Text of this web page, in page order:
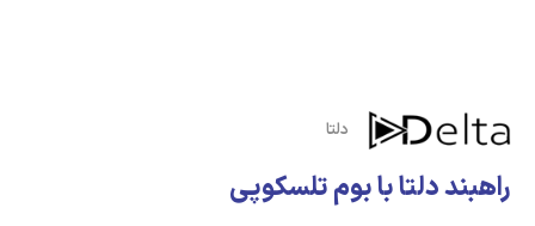
دلتا
راهبند دلتا با بوم تلسکوپی